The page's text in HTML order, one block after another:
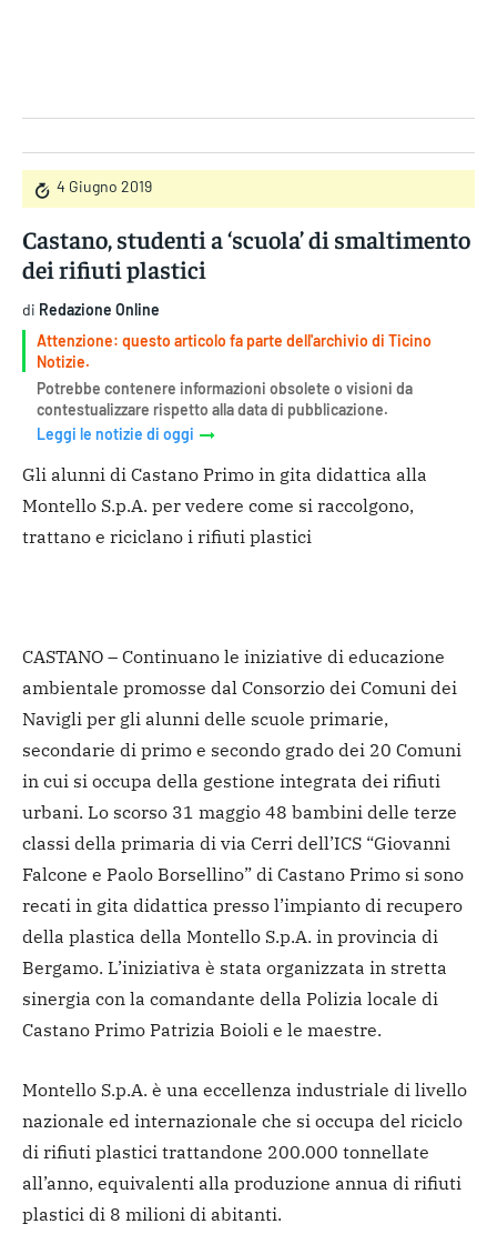
4 Giugno 2019
Castano, studenti a ‘scuola’ di smaltimento
dei rifiuti plastici
di Redazione Online
Attenzione: questo articolo fa parte dell'archivio di Ticino
Notizie.
Potrebbe contenere informazioni obsolete o visioni da
contestualizzare rispetto alla data di pubblicazione.
Leggi le notizie di oggi
Gli alunni di Castano Primo in gita didattica alla
Montello S.p.A. per vedere come si raccolgono,
trattano e riciclano i rifiuti plastici
CASTANO – Continuano le iniziative di educazione
ambientale promosse dal Consorzio dei Comuni dei
Navigli per gli alunni delle scuole primarie,
secondarie di primo e secondo grado dei 20 Comuni
in cui si occupa della gestione integrata dei rifiuti
urbani. Lo scorso 31 maggio 48 bambini delle terze
classi della primaria di via Cerri dell’ICS “Giovanni
Falcone e Paolo Borsellino” di Castano Primo si sono
recati in gita didattica presso l’impianto di recupero
della plastica della Montello S.p.A. in provincia di
Bergamo. L’iniziativa è stata organizzata in stretta
sinergia con la comandante della Polizia locale di
Castano Primo Patrizia Boioli e le maestre.
Montello S.p.A. è una eccellenza industriale di livello
nazionale ed internazionale che si occupa del riciclo
di rifiuti plastici trattandone 200.000 tonnellate
all’anno, equivalenti alla produzione annua di rifiuti
plastici di 8 milioni di abitanti.